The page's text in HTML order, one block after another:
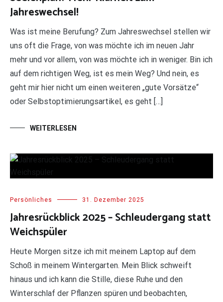
Jahreswechsel!
Was ist meine Berufung? Zum Jahreswechsel stellen wir
uns oft die Frage, von was möchte ich im neuen Jahr
mehr und vor allem, von was möchte ich in weniger. Bin ich
auf dem richtigen Weg, ist es mein Weg? Und nein, es
geht mir hier nicht um einen weiteren „gute Vorsätze“
oder Selbstoptimierungsartikel, es geht […]
WEITERLESEN
Persönliches 31. Dezember 2025
Jahresrückblick 2025 – Schleudergang statt
Weichspüler
Heute Morgen sitze ich mit meinem Laptop auf dem
Schoß in meinem Wintergarten. Mein Blick schweift
hinaus und ich kann die Stille, diese Ruhe und den
Winterschlaf der Pflanzen spüren und beobachten,